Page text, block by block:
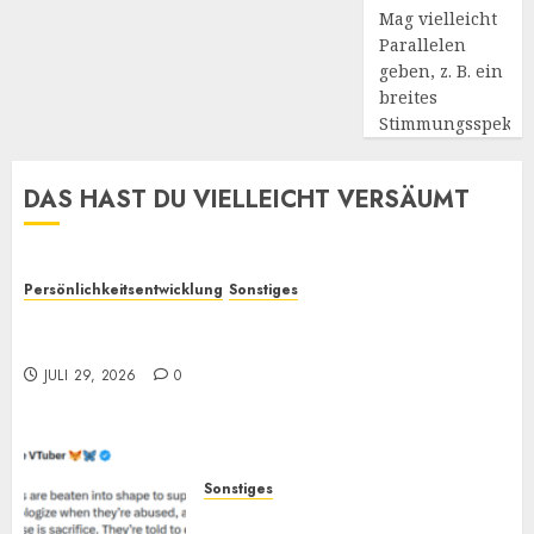
Mag vielleicht
Parallelen
geben, z. B. ein
breites
DAS HAST DU VIELLEICHT VERSÄUMT
Persönlichkeitsentwicklung Sonstiges
JULI 29, 2026 0
Sonstiges